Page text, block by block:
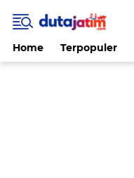
Home Terpopuler